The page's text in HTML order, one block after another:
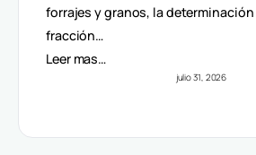
forrajes y granos, la
fracción…
Leer mas…
julio 31, 2026